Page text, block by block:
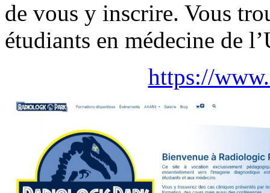
de vous y inscrire. Vous
étudiants en médecine de
https://